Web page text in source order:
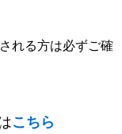
れる方は必ずご確
こちら